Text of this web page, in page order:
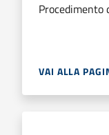
Procedimento
VAI ALLA